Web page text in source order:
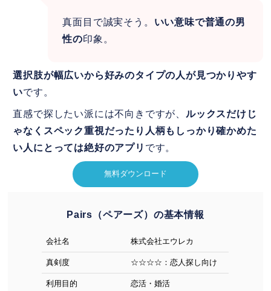
真面目で誠実そう。 いい意味で普通の男
性の印象。
選択肢が幅広いから好みのタイプの人が見つかりやす
いです。
直感で探したい派には不向きですが、 ルックスだけじ
ゃなくスペック重視だったり人柄もしっかり確かめた
い人にとっては絶好のアプリ です。
無料ダウンロード
Pairs（ペアーズ）の基本情報
会社名 株式会社エウレカ
真剣度 ☆☆☆☆：恋人探し向け
利用目的 恋活・婚活